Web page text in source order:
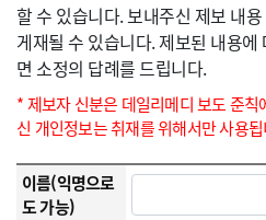
할 수 있습니다. 보내주신 제보 내
게재될 수 있습니다. 제보된 내용
면 소정의 답례를 드립니다.
* 제보자 신분은 데일리메디 보도 준
신 개인정보는 취재를 위해서만 사용
이름(익명으로
도 가능)